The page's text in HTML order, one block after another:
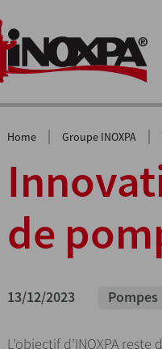
Home | Groupe INOXPA |
de
13/12/2023 Pompes
L’objectif d’INOXPA